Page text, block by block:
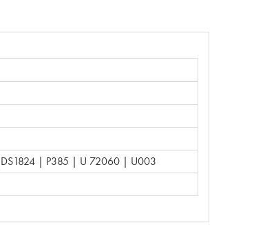
| P385 | U 72060 | U003